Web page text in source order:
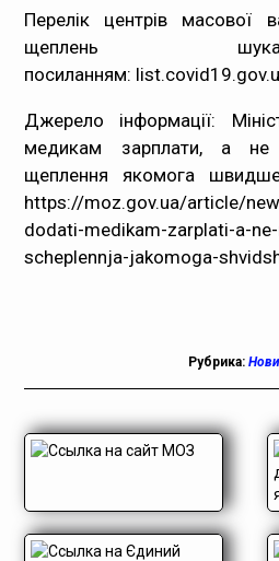
Перелік центрів масової
щеплень
посиланням:
Джерело інформації:
медикам зарплати, а
щеплення якомога
https://moz.gov.ua/article/
dodati-medikam-zarplati-a-
scheplennja-jakomoga-
Рубрика: